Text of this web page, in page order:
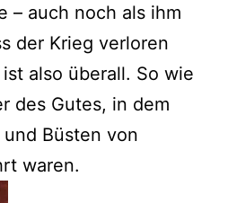
– auch noch als ihm
der Krieg verloren
also überall. So wie
des Gutes, in dem
Büsten von
waren.